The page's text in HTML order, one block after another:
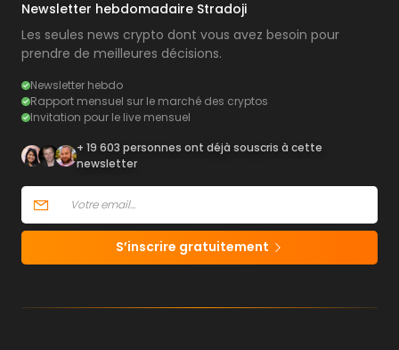
Newsletter hebdomadaire Stradoji
Les seules news crypto dont vous avez besoin pour
prendre de meilleures décisions.
Newsletter hebdo
Rapport mensuel sur le marché des cryptos
Invitation pour le live mensuel
+ 19 603 personnes ont déjà souscris à cette
newsletter
S’inscrire gratuitement